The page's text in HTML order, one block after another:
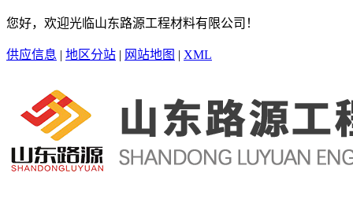
您好，欢迎光临山东路源工程材料有限公司！
供应信息 | 地区分站 | 网站地图 | XML